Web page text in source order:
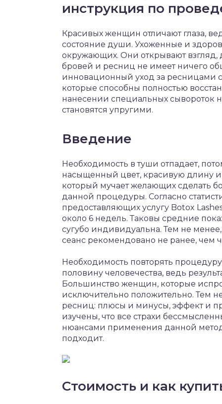
инструкция по
Красивых женщин отличают глаза,
состояние души. Ухоженные и
окружающих. Они открывают
бровей и ресниц не имеет ничего
инновационный уход за ресницами
которые способны полностью
нанесении специальных сывороток
становятся упругими.
Введение
Необходимость в туши отпадает,
насыщенный цвет, красивую длину
который мучает желающих сделать
данной процедуры. Согласно
предоставляющих услугу Botox
около 6 недель. Таковы средние
сугубо индивидуальна. Тем не
сеанс рекомендовано не ранее, чем
Необходимость повторять
половину человечества, ведь
Большинство женщин, которые
исключительно положительно. Тем не
ресниц: плюсы и минусы, эффект и
изучены, что все страхи
нюансами применения данной
подходит.
Стоимость и как